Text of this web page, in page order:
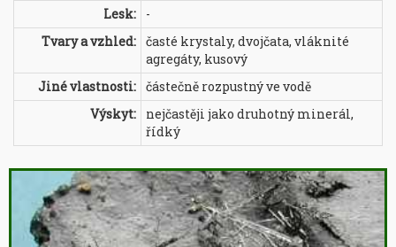
Lesk:
-
Tvary a vzhled: časté krystaly, dvojčata, vláknité
agregáty, kusový
Jiné vlastnosti: částečně rozpustný ve vodě
Výskyt:
nejčastěji jako druhotný minerál,
řídký